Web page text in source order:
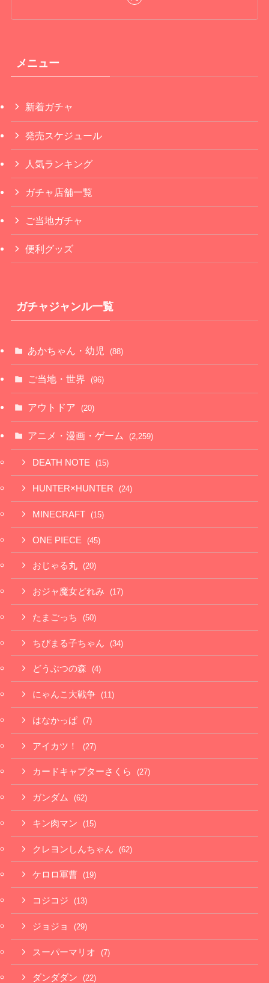
メニュー
新着ガチャ
発売スケジュール
人気ランキング
ガチャ店舗一覧
ご当地ガチャ
便利グッズ
ガチャジャンル一覧
あかちゃん・幼児 (88)
ご当地・世界 (96)
アウトドア (20)
アニメ・漫画・ゲーム (2,259)
DEATH NOTE (15)
HUNTER×HUNTER (24)
MINECRAFT (15)
ONE PIECE (45)
おじゃる丸 (20)
おジャ魔女どれみ (17)
たまごっち (50)
ちびまる子ちゃん (34)
どうぶつの森 (4)
にゃんこ大戦争 (11)
はなかっぱ (7)
アイカツ！ (27)
カードキャプターさくら (27)
ガンダム (62)
キン肉マン (15)
クレヨンしんちゃん (62)
ケロロ軍曹 (19)
コジコジ (13)
ジョジョ (29)
スーパーマリオ (7)
ダンダダン (22)